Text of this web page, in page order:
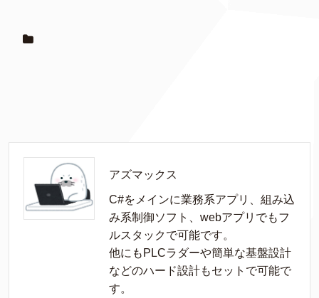
アズマックス
C#をメインに業務系アプリ、組み込
み系制御ソフト、webアプリでもフ
ルスタックで可能です。
他にもPLCラダーや簡単な基盤設計
などのハード設計もセットで可能で
す。